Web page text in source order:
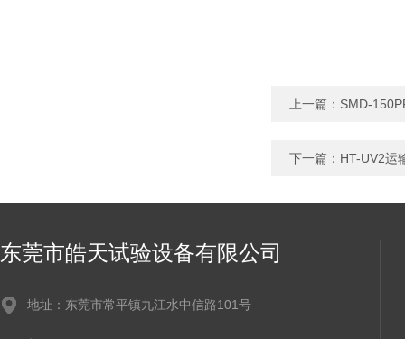
上一篇： SMD-
下一篇： HT-UV2运
东莞市皓天试验设备有限公司
地址：东莞市常平镇九江水中信路101号